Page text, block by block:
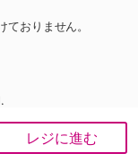
レジに進む
おりません。